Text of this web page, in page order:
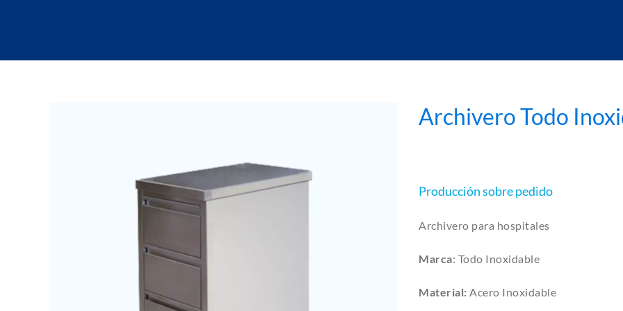
Lista de Cotizar
Archivero Todo
Producción sobre pedido
Archivero para hospitales
Marca: Todo Inoxidable
Material: Acero Inoxidable